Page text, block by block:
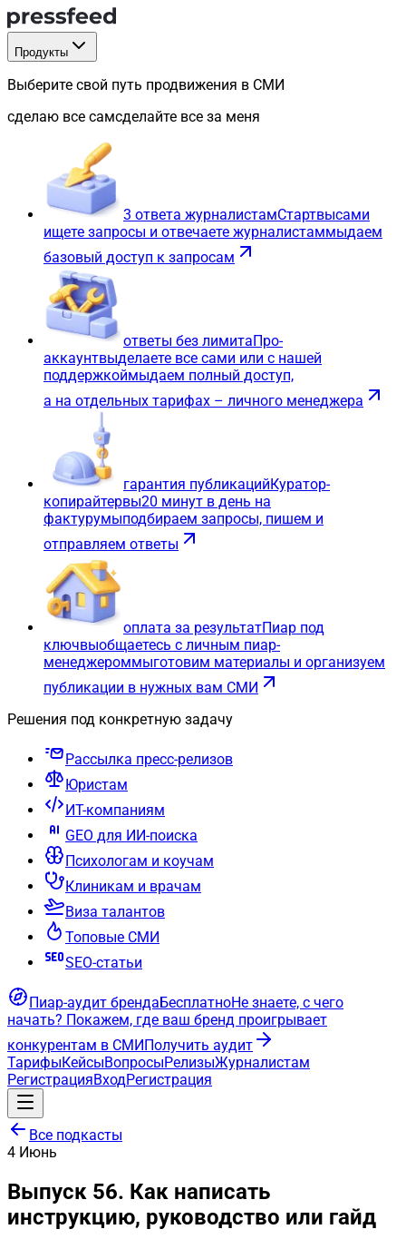
Продукты
Выберите свой путь продвижения в СМИ
сделаю все самсделайте все за меня
3 ответа журналистамСтартвысами
ищете запросы и отвечаете журналистаммыдаем
базовый доступ к запросам
ответы без лимитаПро-
аккаунтвыделаете все сами или с нашей
поддержкоймыдаем полный доступ,
а на отдельных тарифах – личного менеджера
гарантия публикацийКуратор-
копирайтервы20 минут в день на
фактурумыподбираем запросы, пишем и
отправляем ответы
оплата за результатПиар под
ключвыобщаетесь с личным пиар-
менеджероммыготовим материалы и организуем
публикации в нужных вам СМИ
Решения под конкретную задачу
Рассылка пресс-релизов
Юристам
ИТ-компаниям
GEO для ИИ-поиска
Психологам и коучам
Клиникам и врачам
Виза талантов
Топовые СМИ
SEO-статьи
Пиар-аудит брендаБесплатноНе знаете, с чего
начать? Покажем, где ваш бренд проигрывает
конкурентам в СМИПолучить аудит
ТарифыКейсыВопросыРелизыЖурналистам
РегистрацияВходРегистрация
Все подкасты
4 Июнь
Выпуск 56. Как написать
инструкцию, руководство или гайд